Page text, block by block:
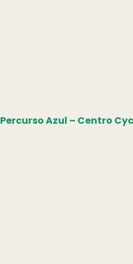
Percurso Azul – Centro